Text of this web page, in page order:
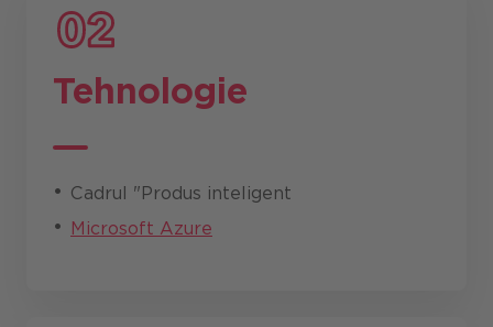
Tehnologie
Cadrul "Produs inteligent
Microsoft Azure